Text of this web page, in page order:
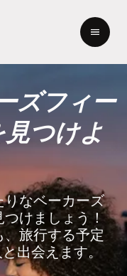
ズフィー
つけよ
りなベーカーズ
つけましょう！
旅行する予定
出会えます。